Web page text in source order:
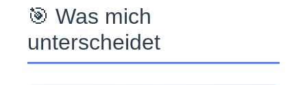
🎯 Was mich
unterscheidet